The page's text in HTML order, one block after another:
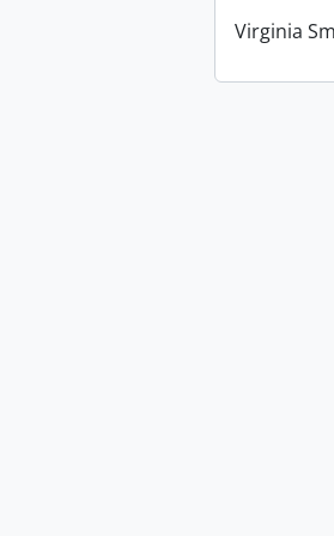
Virginia